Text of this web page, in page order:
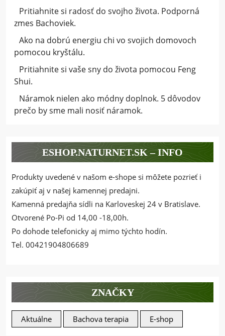
Pritiahnite si radosť do svojho života. Podporná
zmes Bachoviek.
Ako na dobrú energiu chi vo svojich domovoch
pomocou kryštálu.
Pritiahnite si vaše sny do života pomocou Feng
Shui.
Náramok nielen ako módny doplnok. 5 dôvodov
prečo by sme mali nosiť náramok.
ESHOP.NATURNET.SK – INFO
Produkty uvedené v našom e-shope si môžete pozrieť i
zakúpiť aj v našej kamennej predajni.
Kamenná predajňa sídli na Karloveskej 24 v Bratislave.
Otvorené Po-Pi od 14,00 -18,00h.
Po dohode telefonicky aj mimo týchto hodín.
Tel. 00421904806689
ZNAČKY
Aktuálne Bachova terapia E-shop